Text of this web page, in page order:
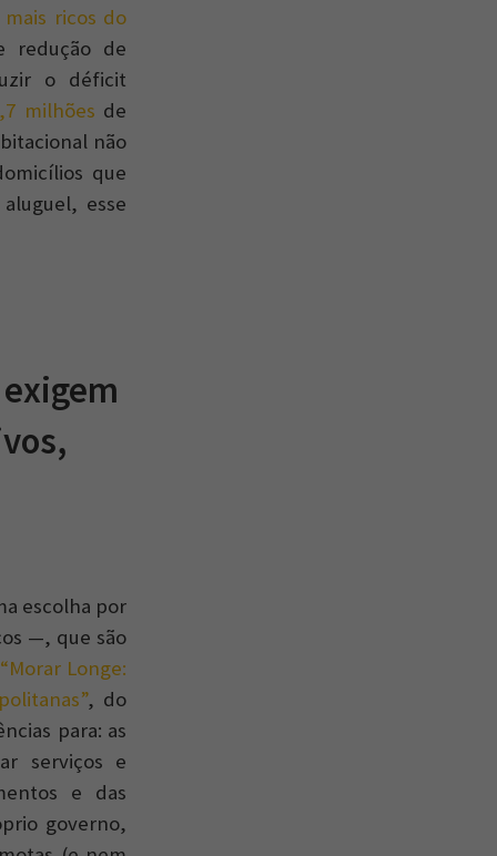
mais ricos do
redução de
o déficit
milhões de
não
que
esse
escolha por
—, que são
“Morar Longe:
, do
para: as
serviços e
e das
governo,